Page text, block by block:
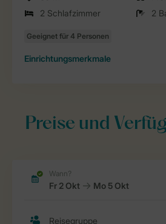
2 Schlafzimmer
2
Einrichtungsmerkmale
Preise und